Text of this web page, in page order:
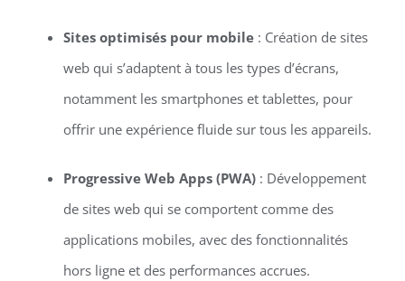
Sites optimisés pour mobile: Création de sites
web qui s’adaptent à tous les types d’écrans,
notamment les smartphones et tablettes, pour
offrir une expérience fluide sur tous les appareils.
Progressive Web Apps (PWA): Développement
de sites web qui se comportent comme des
applications mobiles, avec des fonctionnalités
hors ligne et des performances accrues.